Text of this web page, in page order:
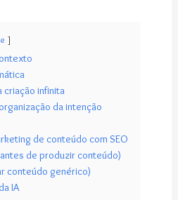
criação infinita
da intenção
de conteúdo com SEO
de produzir conteúdo)
conteúdo genérico)
IA